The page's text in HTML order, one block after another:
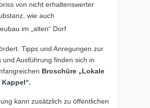
von nicht erhaltenswerter
wie auch
im „alten“ Dorf
Tipps und Anregungen zur
und Ausführung finden sich in
Broschüre „Lokale
kann zusätzlich zu öffentlichen